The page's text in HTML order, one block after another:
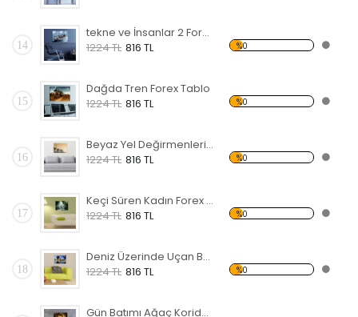
14
tekne ve İnsanlar 2 Forex Tablo
1224 TL 816 TL %0
15
Dağda Tren Forex Tablo
1224 TL 816 TL %0
16
Beyaz Yel Değirmenleri Forex Tablo
1224 TL 816 TL %0
17
Keçi Süren Kadın Forex Tablo
1224 TL 816 TL %0
18
Deniz Üzerinde Uçan Balonlar Forex Tablo
1224 TL 816 TL %0
Gün Batımı Ağaç Koridor Forex Tablo